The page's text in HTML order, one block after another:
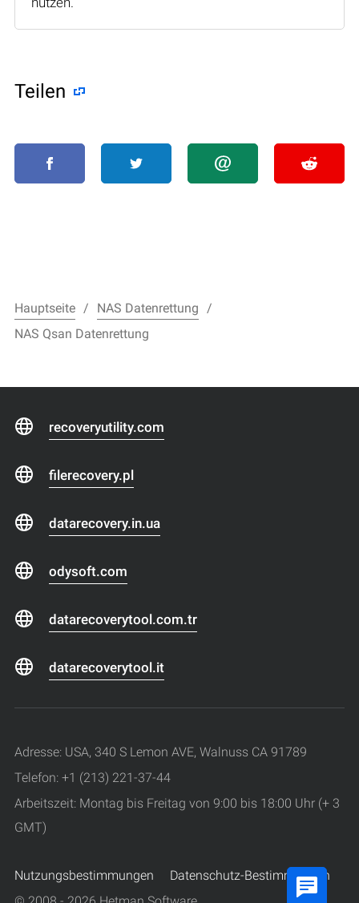
Teilen
Hauptseite
NAS Datenrettung
NAS Qsan Datenrettung
recoveryutility.com
filerecovery.pl
datarecovery.in.ua
odysoft.com
datarecoverytool.com.tr
datarecoverytool.it
Adresse: USA, 340 S Lemon AVE, Walnuss CA 91789
Telefon: +1 (213) 221-37-44
Arbeitszeit: Montag bis Freitag von 9:00 bis 18:00 Uhr (+ 3
GMT)
Nutzungsbestimmungen
Datenschutz-Bestimmungen